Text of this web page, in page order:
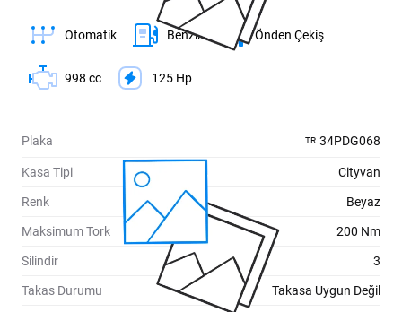
Otomatik Benzin Önden Çekiş
998 cc 125 Hp
Plaka TR 34PDG068
Kasa Tipi Cityvan
Renk Beyaz
Maksimum Tork 200 Nm
Silindir 3
Takas Durumu Takasa Uygun Değil